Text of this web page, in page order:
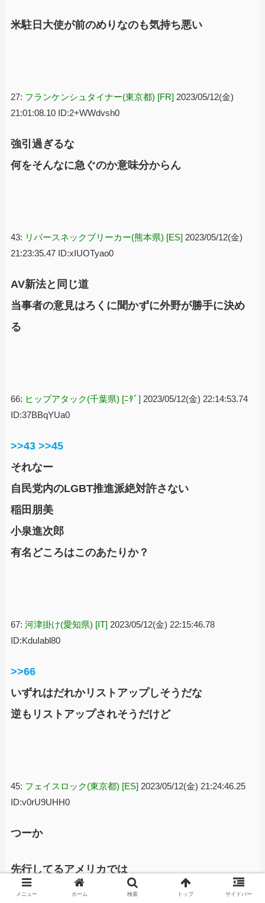
米駐日大使が前のめりなのも気持ち悪い
27: フランケンシュタイナー(東京都) [FR] 2023/05/12(金)
21:01:08.10 ID:2+WWdvsh0
強引過ぎるな
何をそんなに急ぐのか意味分からん
43: リバースネックブリーカー(熊本県) [ES] 2023/05/12(金)
21:23:35.47 ID:xIUOTyao0
AV新法と同じ道
当事者の意見はろくに聞かずに外野が勝手に決め
る
66: ヒップアタック(千葉県) [ﾆﾀﾞ] 2023/05/12(金) 22:14:53.74
ID:37BBqYUa0
>>43 >>45
それなー
自民党内のLGBT推進派絶対許さない
稲田朋美
小泉進次郎
有名どころはこのあたりか？
67: 河津掛け(愛知県) [IT] 2023/05/12(金) 22:15:46.78
ID:KduIabl80
>>66
いずれはだれかリストアップしそうだな
逆もリストアップされそうだけど
45: フェイスロック(東京都) [ES] 2023/05/12(金) 21:24:46.25
ID:v0rU9UHH0
つーか
先行してるアメリカでは
メニュー ホーム 検索 トップ サイドバー